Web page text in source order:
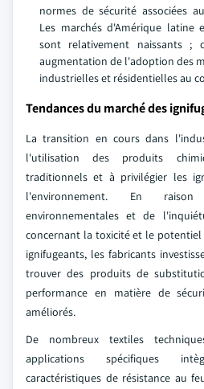
normes de sécurité associées
Les marchés d'Amérique latine
sont relativement naissants ;
augmentation de l'adoption des
industrielles et résidentielles au
Tendances du marché des
La transition en cours dans
l'utilisation des produits
traditionnels et à privilégier les
l'environnement. En
environnementales et de
concernant la toxicité et le
ignifugeants, les fabricants
trouver des produits de
performance en matière de
améliorés.
De nombreux textiles
applications spécifiques
caractéristiques de résistance au